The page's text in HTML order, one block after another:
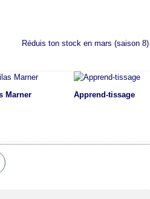
Réduis ton stock en mars (saison 8)
Marner Apprend-tissage